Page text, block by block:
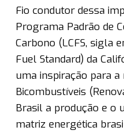
Fio condutor dessa
Programa Padrão de
Carbono (LCFS, sigla
Fuel Standard) da
uma inspiração para
Bicombustíveis
Brasil a produção e o
matriz energética